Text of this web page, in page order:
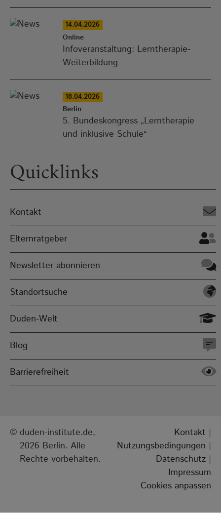
14.04.2026
Online
Infoveranstaltung: Lerntherapie-
Weiterbildung
18.04.2026
Berlin
5. Bundeskongress „Lerntherapie
und inklusive Schule“
Quicklinks
Kontakt
Elternratgeber
Newsletter abonnieren
Standortsuche
Duden-Welt
Blog
Barrierefreiheit
duden-institute.de,
2026 Berlin. Alle
Rechte vorbehalten.
Kontakt |
Nutzungsbedingungen |
Datenschutz |
Impressum
Cookies anpassen